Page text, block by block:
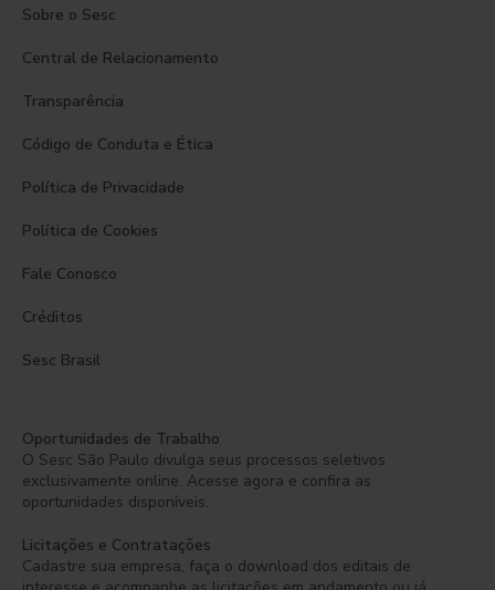
Sobre o Sesc
Central de Relacionamento
Transparência
Código de Conduta e Ética
Política de Privacidade
Política de Cookies
Fale Conosco
Créditos
Sesc Brasil
Oportunidades de Trabalho
O Sesc São Paulo divulga seus processos seletivos
exclusivamente online. Acesse agora e confira as
oportunidades disponíveis.
Licitações e Contratações
Cadastre sua empresa, faça o download dos editais de